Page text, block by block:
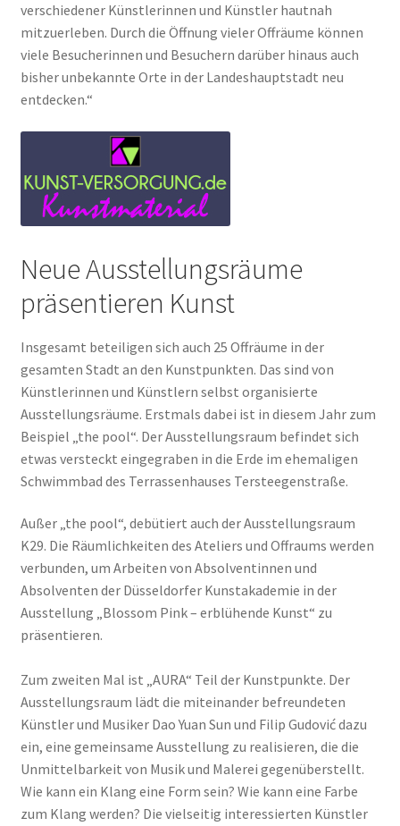
verschiedener Künstlerinnen und Künstler hautnah
mitzuerleben. Durch die Öffnung vieler Offräume können
viele Besucherinnen und Besuchern darüber hinaus auch
bisher unbekannte Orte in der Landeshauptstadt neu
entdecken.“
Neue Ausstellungsräume
präsentieren Kunst
Insgesamt beteiligen sich auch 25 Offräume in der
gesamten Stadt an den Kunstpunkten. Das sind von
Künstlerinnen und Künstlern selbst organisierte
Ausstellungsräume. Erstmals dabei ist in diesem Jahr zum
Beispiel „the pool“. Der Ausstellungsraum befindet sich
etwas versteckt eingegraben in die Erde im ehemaligen
Schwimmbad des Terrassenhauses Tersteegenstraße.
Außer „the pool“, debütiert auch der Ausstellungsraum
K29. Die Räumlichkeiten des Ateliers und Offraums werden
verbunden, um Arbeiten von Absolventinnen und
Absolventen der Düsseldorfer Kunstakademie in der
Ausstellung „Blossom Pink – erblühende Kunst“ zu
präsentieren.
Zum zweiten Mal ist „AURA“ Teil der Kunstpunkte. Der
Ausstellungsraum lädt die miteinander befreundeten
Künstler und Musiker Dao Yuan Sun und Filip Gudović dazu
ein, eine gemeinsame Ausstellung zu realisieren, die die
Unmittelbarkeit von Musik und Malerei gegenüberstellt.
Wie kann ein Klang eine Form sein? Wie kann eine Farbe
zum Klang werden? Die vielseitig interessierten Künstler